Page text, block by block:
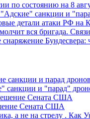
по состоянию на 8
санкции и
детали атаки РФ на
вся бригада.
Бундесвера:
санкции и "парад"
Сената США